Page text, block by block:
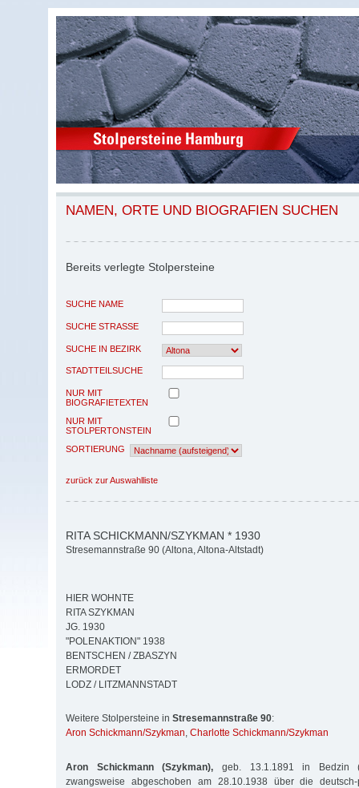
NAMEN, ORTE UND BIOGRAFIEN SUCHEN
Bereits verlegte Stolpersteine
SUCHE NAME
SUCHE STRASSE
SUCHE IN BEZIRK
STADTTEILSUCHE
NUR MIT
BIOGRAFIETEXTEN
NUR MIT
STOLPERTONSTEIN
SORTIERUNG
zurück zur Auswahlliste
RITA SCHICKMANN/SZYKMAN * 1930
Stresemannstraße 90 (Altona, Altona-Altstadt)
HIER WOHNTE
RITA SZYKMAN
JG. 1930
"POLENAKTION" 1938
BENTSCHEN / ZBASZYN
ERMORDET
LODZ / LITZMANNSTADT
Weitere Stolpersteine in Stresemannstraße 90:
Aron Schickmann/Szykman, Charlotte Schickmann/Szykman
Aron Schickmann (Szykman), geb. 13.1.1891 in Bedzin
zwangsweise abgeschoben am 28.10.1938 über die